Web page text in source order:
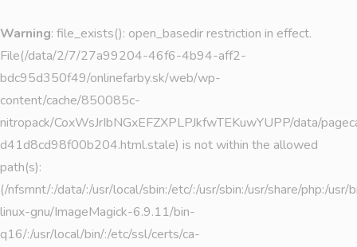
Warning: file_exists(): open_basedir restriction in effect.
File(/data/2/7/27a99204-46f6-4b94-aff2-
bdc95d350f49/onlinefarby.sk/web/wp-
content/cache/850085c-
nitropack/CoxWsJrIbNGxEFZXPLPJkfwTEKuwYUPP/data/
d41d8cd98f00b204.html.stale) is not within the allowed
path(s):
(/nfsmnt/:/data/:/usr/local/sbin:/etc/:/usr/sbin:/usr/share/php:/
linux-gnu/ImageMagick-6.9.11/bin-
q16/:/usr/local/bin/:/etc/ssl/certs/ca-